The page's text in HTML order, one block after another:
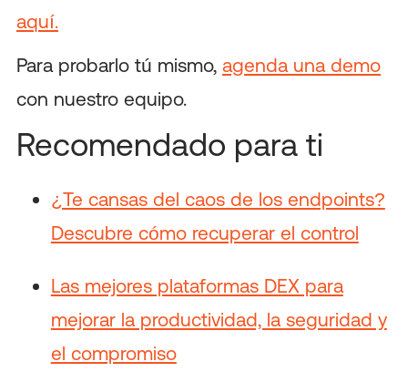
aquí.
Para probarlo tú mismo, agenda una demo
con nuestro equipo.
Recomendado para ti
¿Te cansas del caos de los endpoints?
Descubre cómo recuperar el control
Las mejores plataformas DEX para
mejorar la productividad, la seguridad y
el compromiso